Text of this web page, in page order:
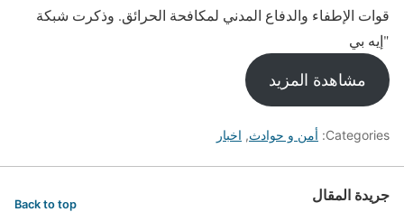
قوات الإطفاء والدفاع المدني لمكافحة الحرائق. وذكرت شبكة
"إيه بي
مشاهدة المزيد
Categories: أمن و حوادث, اخبار
جريدة المقال Back to top